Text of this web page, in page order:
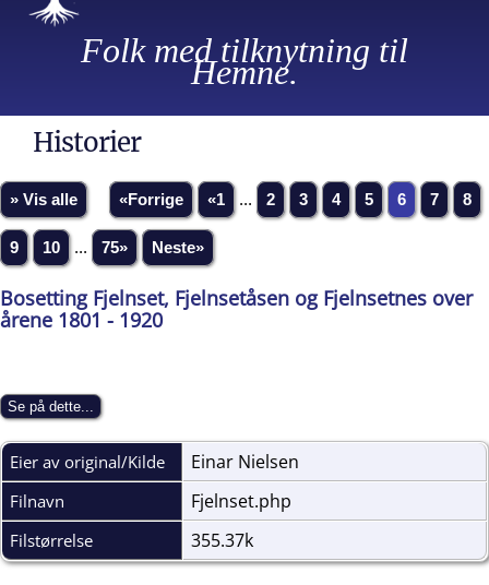
Folk med tilknytning til
Hemne.
Historier
» Vis alle «Forrige «1 ... 2 3 4 5 6 7 8
9 10 ... 75» Neste»
Bosetting Fjelnset, Fjelnsetåsen og Fjelnsetnes over
årene 1801 - 1920
Eier av original/Kilde Einar Nielsen
Filnavn Fjelnset.php
Filstørrelse 355.37k